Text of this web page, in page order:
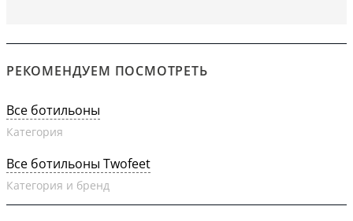
РЕКОМЕНДУЕМ ПОСМОТРЕТЬ
Все ботильоны
Категория
Все ботильоны Twofeet
Категория и бренд